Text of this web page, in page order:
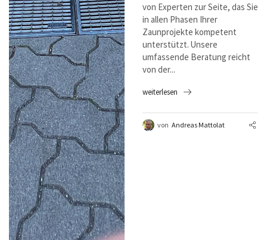
von Experten zur Seite, das Sie
in allen Phasen Ihrer
Zaunprojekte kompetent
unterstützt. Unsere
umfassende Beratung reicht
von der...
weiterlesen
von Andreas Mattolat